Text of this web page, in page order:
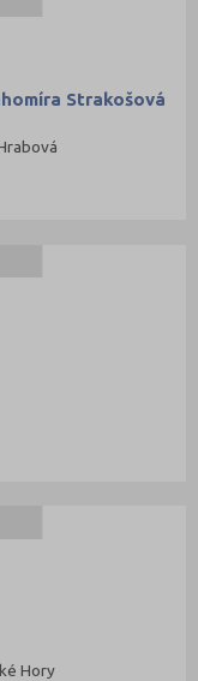
Strakošová
Hory